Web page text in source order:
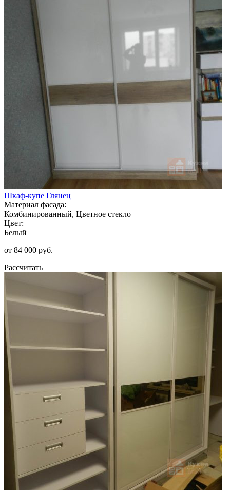
Шкаф-купе Глянец
Материал фасада:
Комбинированный, Цветное стекло
Цвет:
Белый
от 84 000 руб.
Рассчитать